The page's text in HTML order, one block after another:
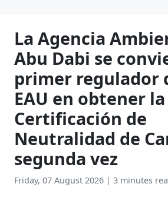
La Agencia
Abu Dabi se
primer regulador
EAU en obtener la
Certificación de
Neutralidad de
segunda vez
Friday, 07 August 2026 | 3 minutes